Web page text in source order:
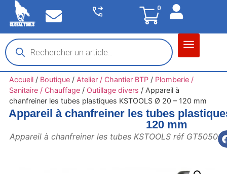
0
Accueil/ Boutique/ Atelier / Chantier BTP/ Plomberie /
Sanitaire / Chauffage/ Outillage divers / Appareil à
chanfreiner les tubes plastiques KSTOOLS Ø 20 – 120 mm
Appareil à chanfreiner les tubes
120 mm
Appareil à chanfreiner les tubes KSTOOLS réf GT5050